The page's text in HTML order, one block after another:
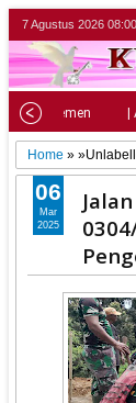
7 Agustus 2026
| Parlemen
Home »
06
Mar
2025